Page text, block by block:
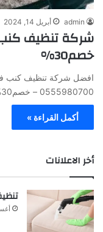
admin أبريل 14, 2024
خصم30%
افضل شركة تنظيف كنب
0555980700 – خصم30% تعتبر الأرائك جزءًا أساسيًا من أثاث…
أكمل القراءة »
أخر الاعلانات